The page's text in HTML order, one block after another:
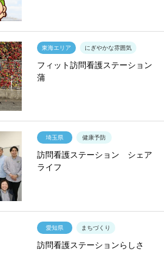
東海エリア にぎやかな雰囲気
フィット訪問看護ステーション
蒲
埼玉県 健康予防
訪問看護ステーション シェア
ライフ
愛知県 まちづくり
訪問看護ステーションらしさ